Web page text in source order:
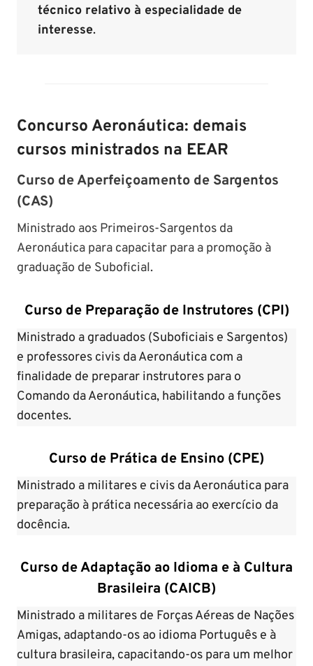
técnico relativo à especialidade de
interesse.
Concurso Aeronáutica: demais
cursos ministrados na EEAR
Curso de Aperfeiçoamento de Sargentos
(CAS)
Ministrado aos Primeiros-Sargentos da
Aeronáutica para capacitar para a promoção à
graduação de Suboficial.
Curso de Preparação de Instrutores (CPI)
Ministrado a graduados (Suboficiais e Sargentos)
e professores civis da Aeronáutica com a
finalidade de preparar instrutores para o
Comando da Aeronáutica, habilitando a funções
docentes.
Curso de Prática de Ensino (CPE)
Ministrado a militares e civis da Aeronáutica para
preparação à prática necessária ao exercício da
docência.
Curso de Adaptação ao Idioma e à Cultura
Brasileira (CAICB)
Ministrado a militares de Forças Aéreas de Nações
Amigas, adaptando-os ao idioma Português e à
cultura brasileira, capacitando-os para um melhor